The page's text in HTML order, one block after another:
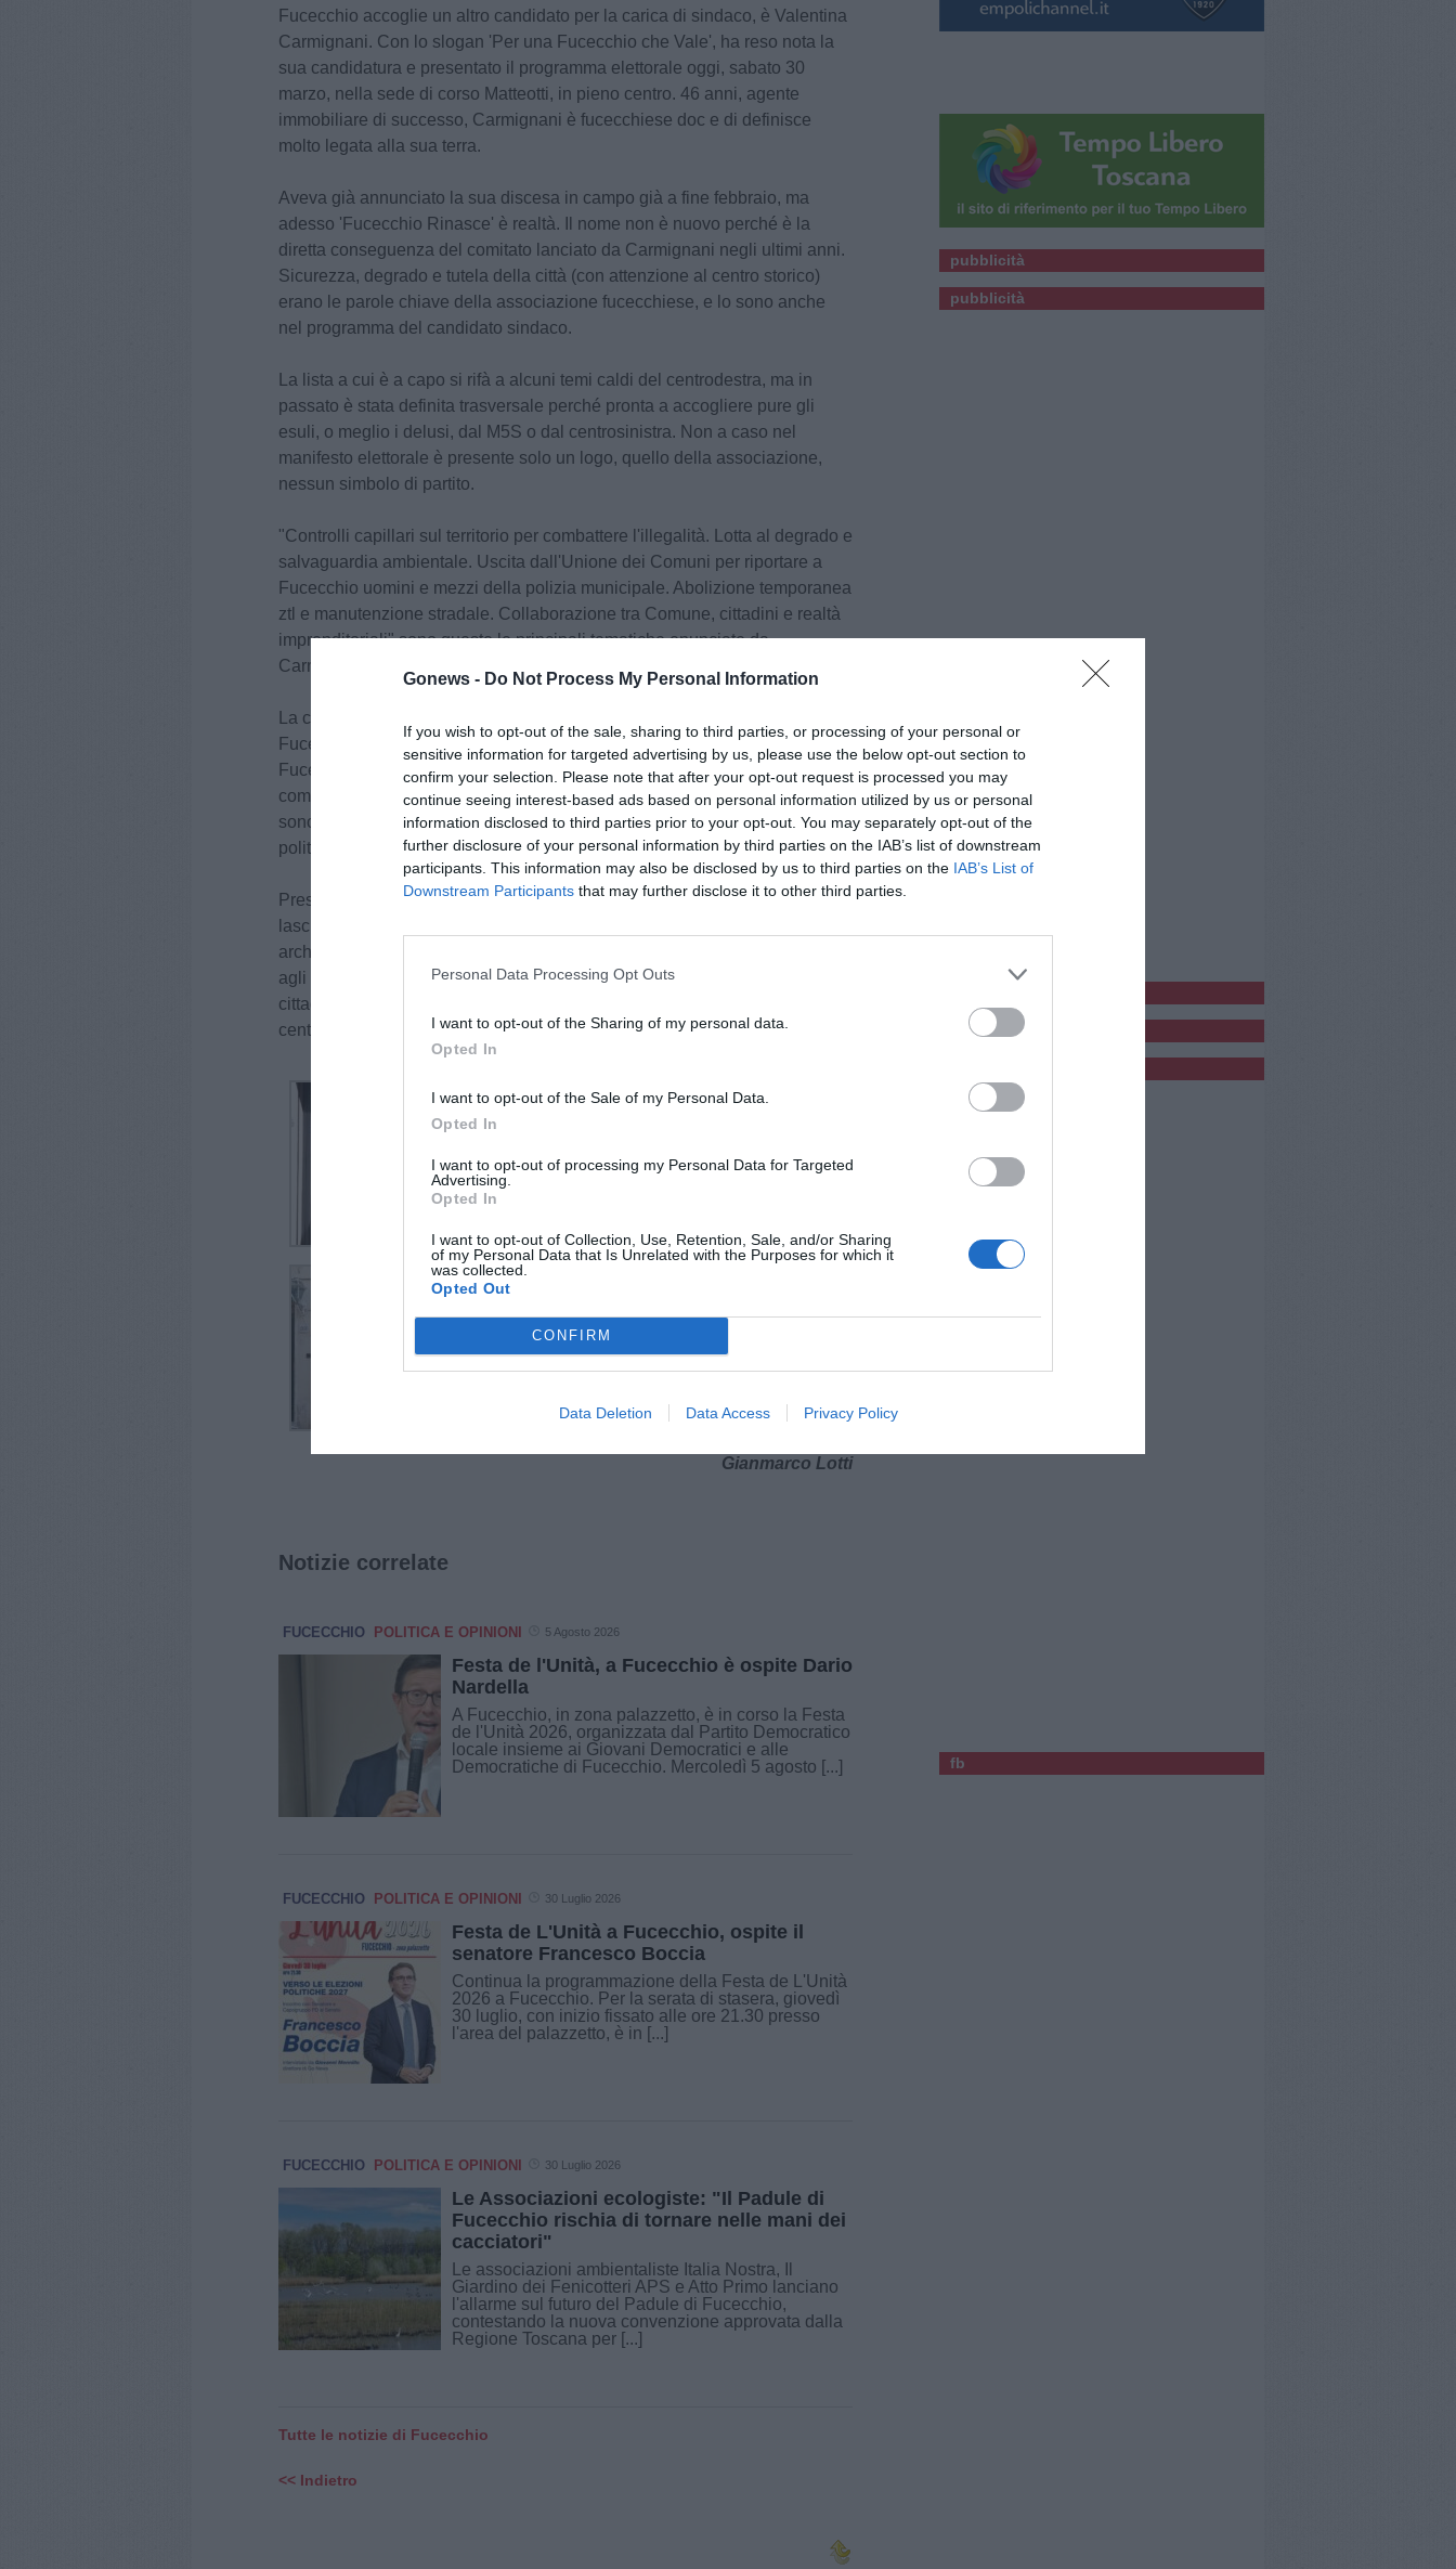
Gonews - Do Not Process My Personal Information
If you wish to opt-out of the sale, sharing to third parties, or processing of your personal or
sensitive information for targeted advertising by us, please use the below opt-out section to
confirm your selection. Please note that after your opt-out request is processed you may
continue seeing interest-based ads based on personal information utilized by us or personal
information disclosed to third parties prior to your opt-out. You may separately opt-out of the
further disclosure of your personal information by third parties on the IAB’s list of downstream
participants. This information may also be disclosed by us to third parties on the IAB’s List of
Downstream Participants that may further disclose it to other third parties.
Personal Data Processing Opt Outs
I want to opt-out of the Sharing of my personal data.
Opted In
I want to opt-out of the Sale of my Personal Data.
Opted In
I want to opt-out of processing my Personal Data for Targeted
Advertising.
Opted In
I want to opt-out of Collection, Use, Retention, Sale, and/or Sharing
of my Personal Data that Is Unrelated with the Purposes for which it
was collected.
Opted Out
CONFIRM
Data Deletion Data Access Privacy Policy
Fucecchio accoglie un altro candidato per la carica di sindaco, è Valentina
Carmignani. Con lo slogan 'Per una Fucecchio che Vale', ha reso nota la
sua candidatura e presentato il programma elettorale oggi, sabato 30
marzo, nella sede di corso Matteotti, in pieno centro. 46 anni, agente
immobiliare di successo, Carmignani è fucecchiese doc e di definisce
molto legata alla sua terra.
Aveva già annunciato la sua discesa in campo già a fine febbraio, ma
adesso 'Fucecchio Rinasce' è realtà. Il nome non è nuovo perché è la
diretta conseguenza del comitato lanciato da Carmignani negli ultimi anni.
Sicurezza, degrado e tutela della città (con attenzione al centro storico)
erano le parole chiave della associazione fucecchiese, e lo sono anche
nel programma del candidato sindaco.
La lista a cui è a capo si rifà a alcuni temi caldi del centrodestra, ma in
passato è stata definita trasversale perché pronta a accogliere pure gli
esuli, o meglio i delusi, dal M5S o dal centrosinistra. Non a caso nel
manifesto elettorale è presente solo un logo, quello della associazione,
nessun simbolo di partito.
"Controlli capillari sul territorio per combattere l'illegalità. Lotta al degrado e
salvaguardia ambientale. Uscita dall'Unione dei Comuni per riportare a
Fucecchio uomini e mezzi della polizia municipale. Abolizione temporanea
ztl e manutenzione stradale. Collaborazione tra Comune, cittadini e realtà
imprenditoriali" sono queste le principali tematiche enunciate da
Carmignani nel suo programma.
La candidata ha aggiunto: "Ho visto che qualcosa non funzionava a
Fucecchio e ho deciso di farmi avanti. Comunque andranno le elezioni
Fucecchio Rinasce sarà al fianco dei cittadini, il nostro scopo è il bene
comune. Credo che ogni persona abbia il dovere di non fare lo spettatore,
sono matura e mi metto in gioco. Non voglio simboli dei partiti, la nostra è
politica per la gente, vogliamo dare un contributo ai cittadini".
Presidente della associazione Fucecchio Rinasce fino a due giorni fa, ha
lasciato il timone a Luca Maltinti, giovane fucecchiese studente di
architettura. Valentina Carmignani sarà protagonista il 26 maggio assieme
agli altri papabili sindaci Alessio Spinelli (centrosinistra, attuale primo
cittadino), Manuele Vannucci di Diritti in Comune e Sabrina Ramello del
centrodestra che ha annunciato proprio oggi la candidatura.
Gianmarco Lotti
Notizie correlate
FUCECCHIO POLITICA E OPINIONI 5 Agosto 2026
Festa de l'Unità, a Fucecchio è ospite Dario
Nardella
A Fucecchio, in zona palazzetto, è in corso la Festa
de l'Unità 2026, organizzata dal Partito Democratico
locale insieme ai Giovani Democratici e alle
Democratiche di Fucecchio. Mercoledì 5 agosto [...]
FUCECCHIO POLITICA E OPINIONI 30 Luglio 2026
Festa de L'Unità a Fucecchio, ospite il
senatore Francesco Boccia
Continua la programmazione della Festa de L'Unità
2026 a Fucecchio. Per la serata di stasera, giovedì
30 luglio, con inizio fissato alle ore 21.30 presso
l'area del palazzetto, è in [...]
FUCECCHIO POLITICA E OPINIONI 30 Luglio 2026
Le Associazioni ecologiste: "Il Padule di
Fucecchio rischia di tornare nelle mani dei
cacciatori"
Le associazioni ambientaliste Italia Nostra, Il
Giardino dei Fenicotteri APS e Atto Primo lanciano
l'allarme sul futuro del Padule di Fucecchio,
contestando la nuova convenzione approvata dalla
Regione Toscana per [...]
Tutte le notizie di Fucecchio
<< Indietro
pubblicità
pubblicità
Pubblicità
fb